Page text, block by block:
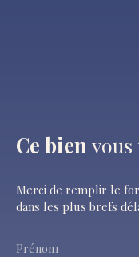
Ce bien vous
Merci de remplir le
dans les plus brefs
Prénom